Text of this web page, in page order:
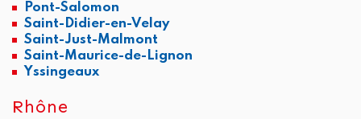
Pont-Salomon
Saint-Didier-en-Velay
Saint-Just-Malmont
Saint-Maurice-de-Lignon
Yssingeaux
Rhône